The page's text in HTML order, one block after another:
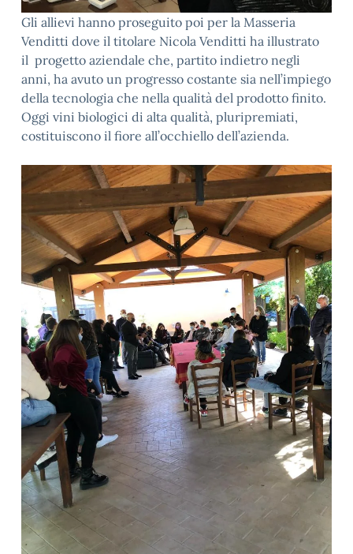
Gli allievi hanno proseguito poi per la Masseria
Venditti dove il titolare Nicola Venditti ha illustrato
il progetto aziendale che, partito indietro negli
anni, ha avuto un progresso costante sia nell’impiego
della tecnologia che nella qualità del prodotto finito.
Oggi vini biologici di alta qualità, pluripremiati,
costituiscono il fiore all’occhiello dell’azienda.